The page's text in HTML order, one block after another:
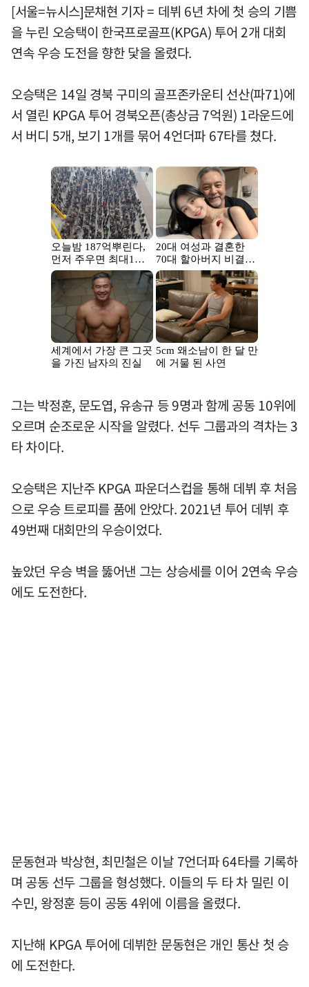
[서울=뉴시스]문채현 기자 = 데뷔 6년 차에 첫 승의 기쁨
을 누린 오승택이 한국프로골프(KPGA) 투어 2개 대회
연속 우승 도전을 향한 닻을 올렸다.
오승택은 14일 경북 구미의 골프존카운티 선산(파71)에
서 열린 KPGA 투어 경북오픈(총상금 7억원) 1라운드에
서 버디 5개, 보기 1개를 묶어 4언더파 67타를 쳤다.
그는 박정훈, 문도엽, 유송규 등 9명과 함께 공동 10위에
오르며 순조로운 시작을 알렸다. 선두 그룹과의 격차는 3
타 차이다.
오승택은 지난주 KPGA 파운더스컵을 통해 데뷔 후 처음
으로 우승 트로피를 품에 안았다. 2021년 투어 데뷔 후
49번째 대회만의 우승이었다.
높았던 우승 벽을 뚫어낸 그는 상승세를 이어 2연속 우승
에도 도전한다.
문동현과 박상현, 최민철은 이날 7언더파 64타를 기록하
며 공동 선두 그룹을 형성했다. 이들의 두 타 차 밀린 이
수민, 왕정훈 등이 공동 4위에 이름을 올렸다.
지난해 KPGA 투어에 데뷔한 문동현은 개인 통산 첫 승
에 도전한다.